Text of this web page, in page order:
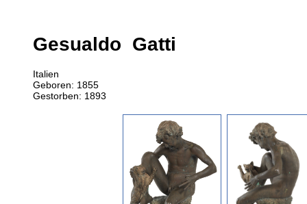
Gesualdo Gatti
Italien
Geboren: 1855
Gestorben: 1893